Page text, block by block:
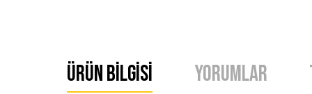
Ürün Bilgisi Yorumlar